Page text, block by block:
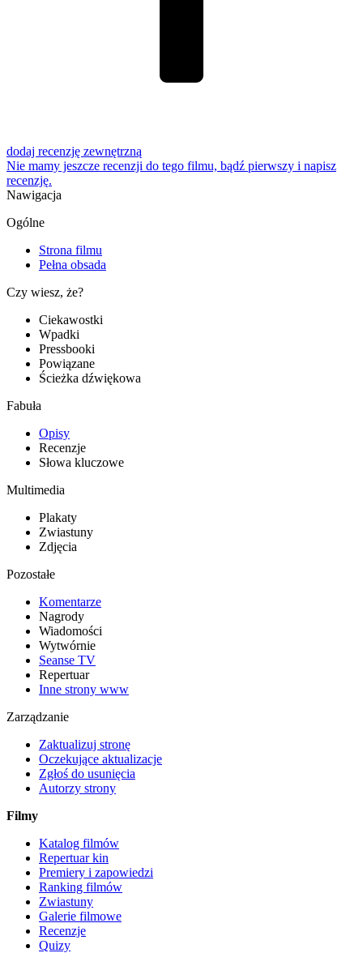
dodaj recenzję zewnętrzną
Nie mamy jeszcze recenzji do tego filmu, bądź pierwszy i napisz
recenzję.
Nawigacja
Ogólne
Strona filmu
Pełna obsada
Czy wiesz, że?
Ciekawostki
Wpadki
Pressbooki
Powiązane
Ścieżka dźwiękowa
Fabuła
Opisy
Recenzje
Słowa kluczowe
Multimedia
Plakaty
Zwiastuny
Zdjęcia
Pozostałe
Komentarze
Nagrody
Wiadomości
Wytwórnie
Seanse TV
Repertuar
Inne strony www
Zarządzanie
Zaktualizuj stronę
Oczekujące aktualizacje
Zgłoś do usunięcia
Autorzy strony
Filmy
Katalog filmów
Repertuar kin
Premiery i zapowiedzi
Ranking filmów
Zwiastuny
Galerie filmowe
Recenzje
Quizy